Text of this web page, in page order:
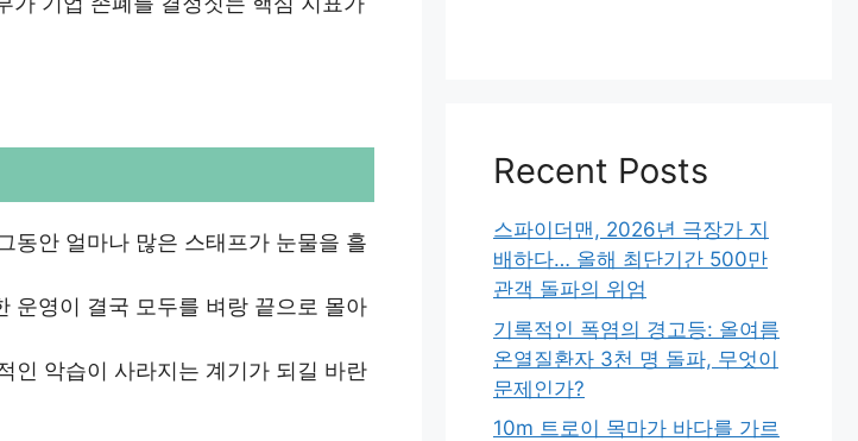
동안 얼마나 많은 스태프가 눈물을 흘
운영이 결국 모두를 벼랑 끝으로 몰아
인 악습이 사라지는 계기가 되길 바란
Recent Posts
스파이더맨, 2026년 극장가 지
배하다… 올해 최단기간 500만
관객 돌파의 위엄
기록적인 폭염의 경고등: 올여름
온열질환자 3천 명 돌파, 무엇이
문제인가?
10m 트로이 목마가 바다를 가르